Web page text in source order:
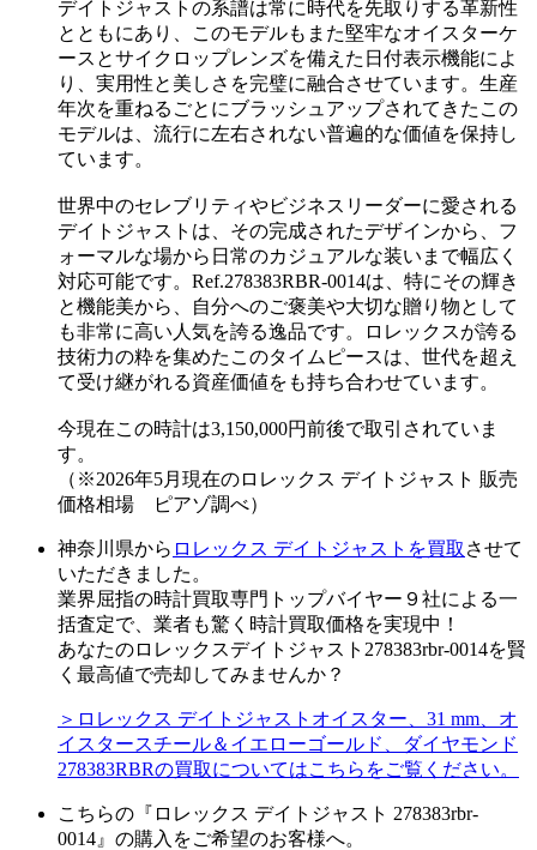
デイトジャストの系譜は常に時代を先取りする革新性
とともにあり、このモデルもまた堅牢なオイスターケ
ースとサイクロップレンズを備えた日付表示機能によ
り、実用性と美しさを完璧に融合させています。生産
年次を重ねるごとにブラッシュアップされてきたこの
モデルは、流行に左右されない普遍的な価値を保持し
ています。
世界中のセレブリティやビジネスリーダーに愛される
デイトジャストは、その完成されたデザインから、フ
ォーマルな場から日常のカジュアルな装いまで幅広く
対応可能です。Ref.278383RBR-0014は、特にその輝き
と機能美から、自分へのご褒美や大切な贈り物として
も非常に高い人気を誇る逸品です。ロレックスが誇る
技術力の粋を集めたこのタイムピースは、世代を超え
て受け継がれる資産価値をも持ち合わせています。
今現在この時計は3,150,000円前後で取引されていま
す。
（※2026年5月現在のロレックス デイトジャスト 販売
価格相場 ピアゾ調べ）
神奈川県から ロレックス デイトジャストを買取 させて
いただきました。
業界屈指の時計買取専門トップバイヤー９社による一
括査定で、業者も驚く時計買取価格を実現中！
あなたのロレックスデイトジャスト278383rbr-0014を賢
く最高値で売却してみませんか？
＞ロレックス デイトジャストオイスター、31 mm、オ
イスタースチール＆イエローゴールド、ダイヤモンド
278383RBRの買取についてはこちらをご覧ください。
こちらの『ロレックス デイトジャスト 278383rbr-
0014』の購入をご希望のお客様へ。